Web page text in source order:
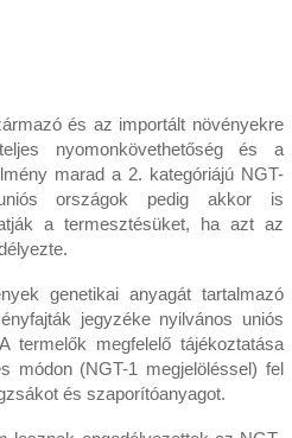
és az importált növényekre
nyomonkövethetőség és a
marad a 2. kategóriájú NGT-
országok pedig akkor is
a termesztésüket, ha azt az
genetikai anyagát tartalmazó
jegyzéke nyilvános uniós
termelők megfelelő tájékoztatása
módon (NGT-1 megjelöléssel) fel
és szaporítóanyagot.